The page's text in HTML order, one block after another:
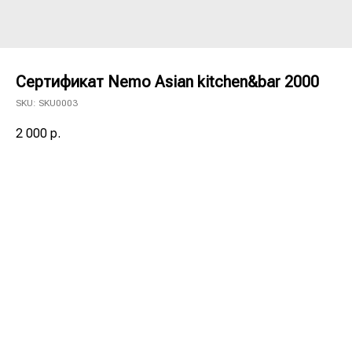
Сертификат Nemo Asian kitchen&bar 2000
SKU: SKU0003
2 000 р.